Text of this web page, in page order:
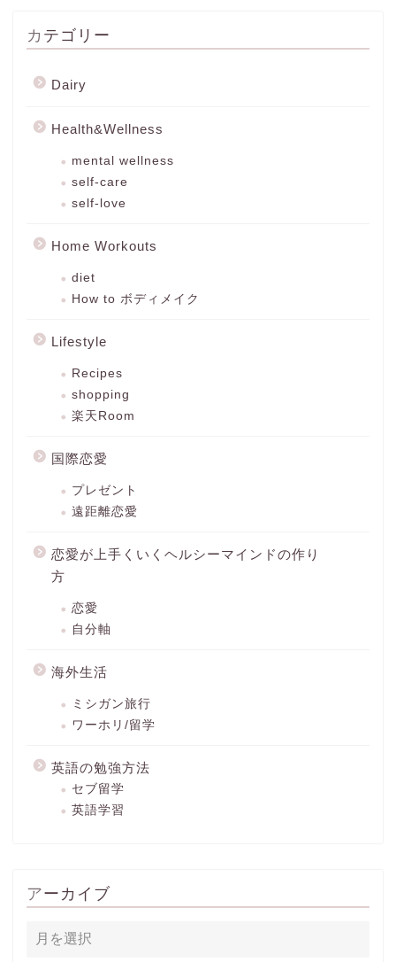
カテゴリー
Dairy
Health&Wellness
mental wellness
self-care
self-love
Home Workouts
diet
How to ボディメイク
Lifestyle
Recipes
shopping
楽天Room
国際恋愛
プレゼント
遠距離恋愛
恋愛が上手くいくヘルシーマインドの作り
方
恋愛
自分軸
海外生活
ミシガン旅行
ワーホリ/留学
英語の勉強方法
セブ留学
英語学習
アーカイブ